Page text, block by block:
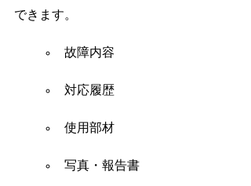
できます。
故障内容
対応履歴
使用部材
写真・報告書